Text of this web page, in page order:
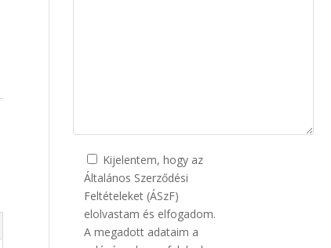
Kijelentem, hogy az
Általános Szerződési
Feltételeket (ÁSzF)
elolvastam és elfogadom.
A megadott adataim a